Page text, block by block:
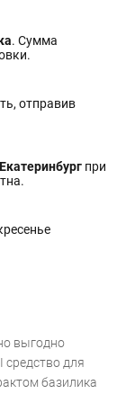
. Сумма
отправив
при
выгодно
средство для
базилика